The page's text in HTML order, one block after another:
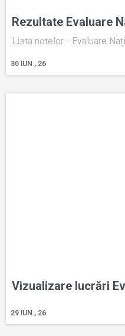
Rezultate Evaluare
30 IUN., 26
Lista notelor - Evaluare
Vizualizare lucrări
29 IUN., 26